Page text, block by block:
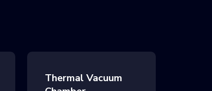
Thermal Vacuum